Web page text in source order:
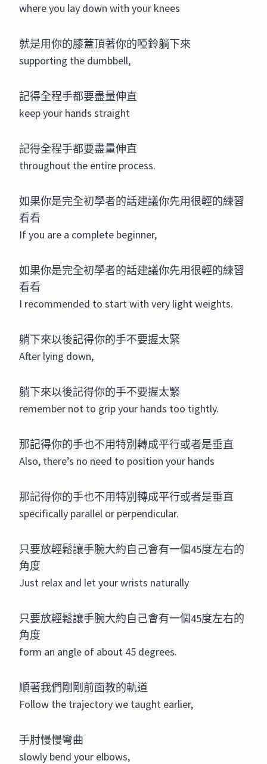
where you lay down with your knees
就是用你的膝蓋頂著你的啞鈴躺下來
supporting the dumbbell,
記得全程手都要盡量伸直
keep your hands straight
記得全程手都要盡量伸直
throughout the entire process.
如果你是完全初學者的話建議你先用很輕的練習
看看
If you are a complete beginner,
如果你是完全初學者的話建議你先用很輕的練習
看看
I recommended to start with very light weights.
躺下來以後記得你的手不要握太緊
After lying down,
躺下來以後記得你的手不要握太緊
remember not to grip your hands too tightly.
那記得你的手也不用特別轉成平行或者是垂直
Also, there’s no need to position your hands
那記得你的手也不用特別轉成平行或者是垂直
specifically parallel or perpendicular.
只要放輕鬆讓手腕大約自己會有一個45度左右的
角度
Just relax and let your wrists naturally
只要放輕鬆讓手腕大約自己會有一個45度左右的
角度
form an angle of about 45 degrees.
順著我們剛剛前面教的軌道
Follow the trajectory we taught earlier,
手肘慢慢彎曲
slowly bend your elbows,